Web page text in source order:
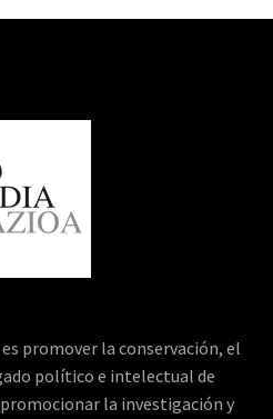
promover la conservación, el
político e intelectual de
la investigación y